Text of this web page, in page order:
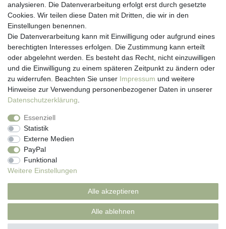
Kontakt
Anmelden
Registrieren
Newsletter
Versand & Lieferung
Zahlungsarten
viasalutis
Mehr zu viasalutis
Beratungscenter Haut
News
Beliebte Produkte (Top 20)
analysieren. Die Datenverarbeitung erfolgt erst durch gesetzte
Cookies. Wir teilen diese Daten mit Dritten, die wir in den
Einstellungen benennen.
Die Datenverarbeitung kann mit Einwilligung oder aufgrund eines
berechtigten Interesses erfolgen. Die Zustimmung kann erteilt
oder abgelehnt werden. Es besteht das Recht, nicht einzuwilligen
und die Einwilligung zu einem späteren Zeitpunkt zu ändern oder
zu widerrufen. Beachten Sie unser Impressum und weitere
Hinweise zur Verwendung personenbezogener Daten in unserer
Daten­schutz­erklärung
Essenziell
Statistik
Externe Medien
PayPal
Funktional
Weitere Einstellungen
Alle akzeptieren
Alle ablehnen
Impressum
Widerrufs­recht Kontakt